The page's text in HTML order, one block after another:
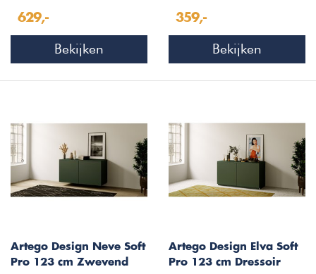
629,-
Bekijken
359,-
Bekijken
Artego Design Neve Soft
Pro 123 cm Zwevend
Artego Design Elva Soft
Pro 123 cm Dressoir